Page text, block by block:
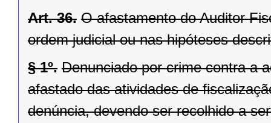
Art. 36. O afastamento do Auditor
ordem judicial ou nas hipóteses
§ 1º. Denunciado por crime contra a
afastado das atividades de
denúncia, devendo ser recolhido a